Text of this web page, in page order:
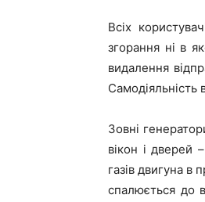
Всіх
згорання ні в
видалення
Самодіяльність
Зовні
вікон і дверей
газів двигуна
спалюється до